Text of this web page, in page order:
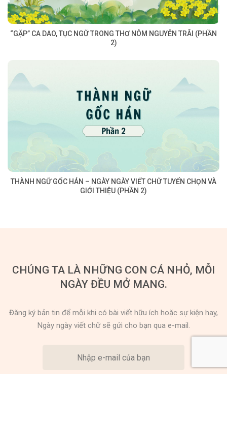
“GẶP” CA DAO, TỤC NGỮ TRONG THƠ NÔM NGUYỄN TRÃI (PHẦN
2)
THÀNH NGỮ GỐC HÁN – NGÀY NGÀY VIẾT CHỮ TUYỂN CHỌN VÀ
GIỚI THIỆU (PHẦN 2)
CHÚNG TA LÀ NHỮNG CON CÁ NHỎ, MỖI
NGÀY ĐỀU MỞ MANG.
Đăng ký bản tin để mỗi khi có bài viết hữu ích hoặc sự kiện hay,
Ngày ngày viết chữ sẽ gửi cho bạn qua e-mail.